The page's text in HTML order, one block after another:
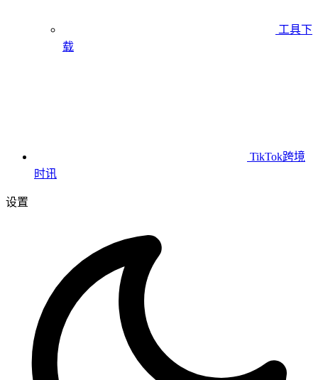
工具下
载
TikTok跨境
时讯
设置